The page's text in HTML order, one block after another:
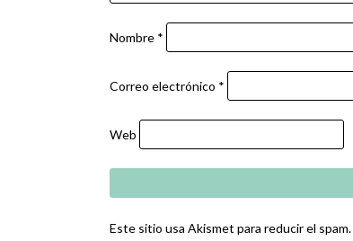
Nombre *
Correo electrónico *
Web
Este sitio usa Akismet para reducir el spam.